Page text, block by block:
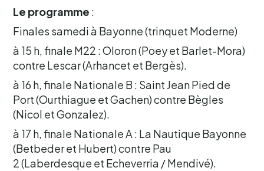
Le programme :
Finales samedi à Bayonne (trinquet Moderne)
à 15 h, finale M22 : Oloron (Poey et Barlet-Mora)
contre Lescar (Arhancet et Bergès).
à 16 h, finale Nationale B : Saint Jean Pied de
Port (Ourthiague et Gachen) contre Bègles
(Nicol et Gonzalez).
à 17 h, finale Nationale A : La Nautique Bayonne
(Betbeder et Hubert) contre Pau
2 (Laberdesque et Echeverria / Mendivé).